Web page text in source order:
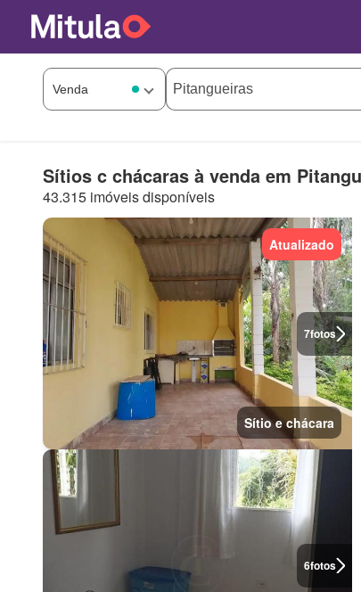
Sítios c chácaras à venda em
43.315 imóveis disponíveis
7fotos
Atualizado
Sítio e chácara
6fotos